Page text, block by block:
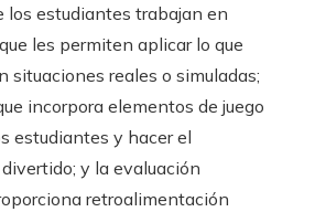
los estudiantes trabajan en
les permiten aplicar lo que
situaciones reales o simuladas;
incorpora elementos de juego
estudiantes y hacer el
y la evaluación
retroalimentación